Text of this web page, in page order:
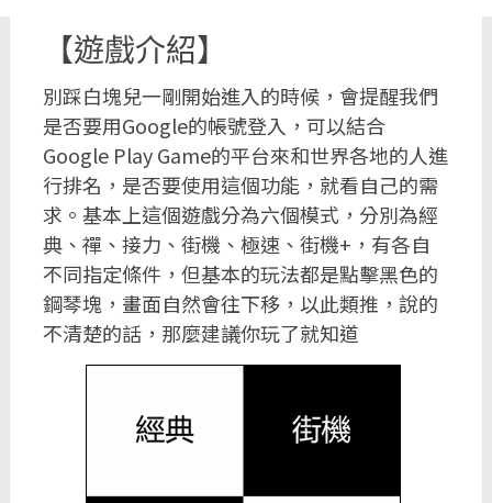
【遊戲介紹】
別踩白塊兒一剛開始進入的時候，會提醒我們
是否要用Google的帳號登入，可以結合
Google Play Game的平台來和世界各地的人進
行排名，是否要使用這個功能，就看自己的需
求。基本上這個遊戲分為六個模式，分別為經
典、禪、接力、街機、極速、街機+，有各自
不同指定條件，但基本的玩法都是點擊黑色的
鋼琴塊，畫面自然會往下移，以此類推，說的
不清楚的話，那麼建議你玩了就知道